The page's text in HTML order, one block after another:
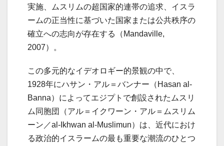
実施、ムスリムの超国家的連帯の追求、イスラ
ームの正当性に基づいた国家または公共秩序の
確立への志向が存在する（Mandaville,
2007）。
この多元的なイデオロギー的景観の中で、
1928年にハサン・アル＝バンナー（Hasan al-
Banna）によってエジプトで創設されたムスリ
ム同胞団（アル＝イクワーン・アル＝ムスリム
ーン／al-Ikhwan al-Muslimun）は、近代におけ
る政治的イスラームの最も重要な潮流のひとつ